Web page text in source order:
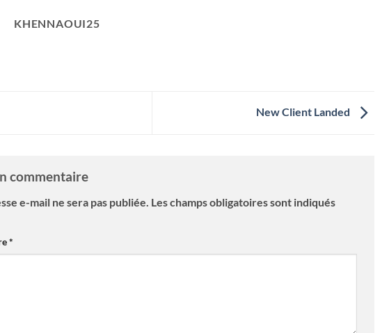
KHENNAOUI25
New Client Landed
commentaire
e-mail ne sera pas publiée. Les champs obligatoires sont indiqués
*